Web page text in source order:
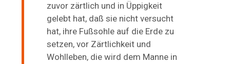
zuvor zärtlich und in Üppigkeit
gelebt hat, daß sie nicht versucht
hat, ihre Fußsohle auf die Erde zu
setzen, vor Zärtlichkeit und
Wohlleben, die wird dem Manne in